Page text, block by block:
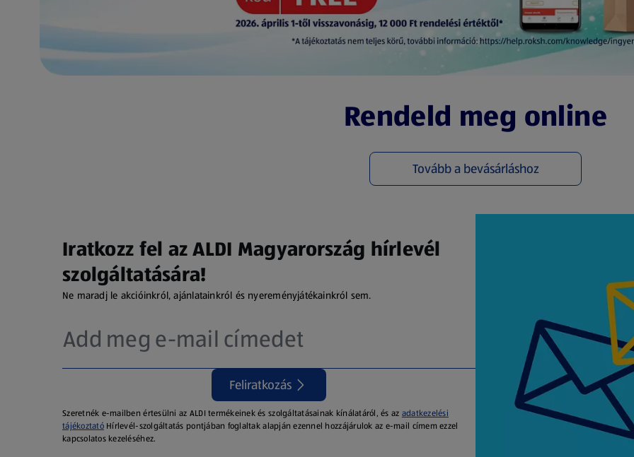
(új oldalon nyílik meg)
Rendeld meg online
Tovább a bevásárláshoz
(új oldalon nyílik meg)
Iratkozz fel az ALDI Magyarország hírlevél
szolgáltatására!
Ne maradj le akcióinkról, ajánlatainkról és nyereményjátékainkról sem.
Feliratkozás
Szeretnék e-mailben értesülni az ALDI termékeinek és szolgáltatásainak kínálatáról, és az adatkezelési
tájékoztatóHírlevél-szolgáltatás pontjában foglaltak alapján ezennel hozzájárulok az e-mail címem ezzel
kapcsolatos kezeléséhez.